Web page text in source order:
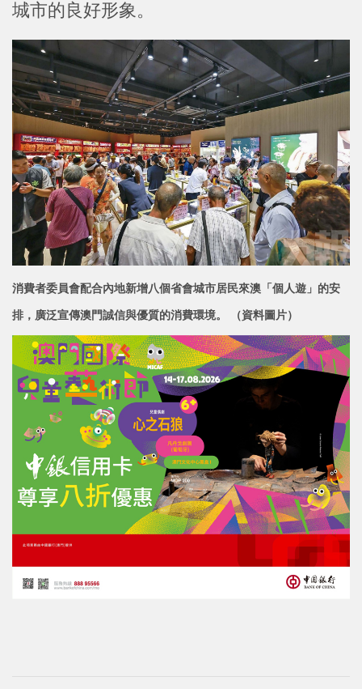
城市的良好形象。
消費者委員會配合內地新增八個省會城市居民來澳「個人遊」的安
排，廣泛宣傳澳門誠信與優質的消費環境。 （資料圖片）